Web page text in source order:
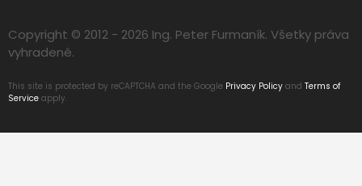
Copyright © 2012 - 2026 Ing. Peter Furmaník. Všetky práva
vyhradené.
This site is protected by reCAPTCHA and the Google Privacy Policy and Terms of
Service apply.